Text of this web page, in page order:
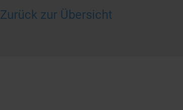
Zurück zur Übersicht